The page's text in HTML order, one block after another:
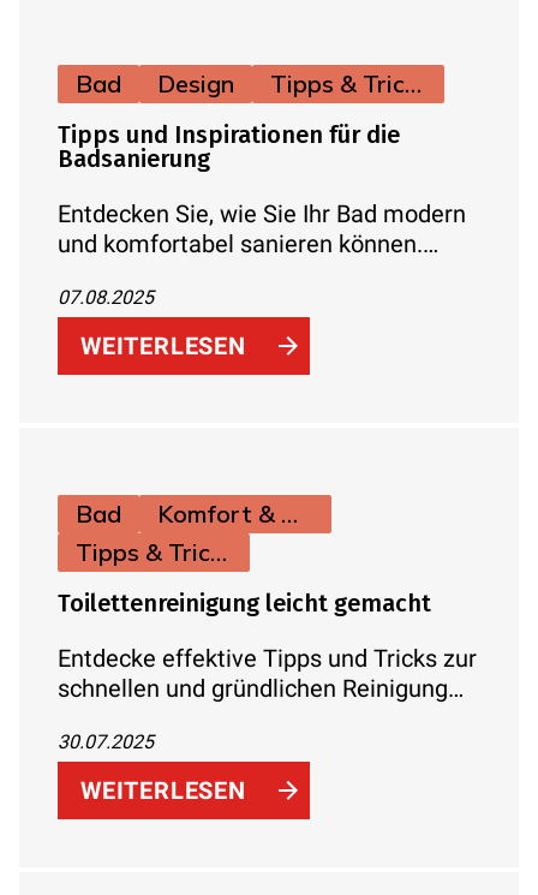
Bad Design Tipps & Tricks
Tipps und Inspirationen für die
Badsanierung
Entdecken Sie, wie Sie Ihr Bad modern
und komfortabel sanieren können.
Design, innovative Technik und kreative
Ideen für Ihre individuelle
Wohlfühloase.
07.08.2025
WEITERLESEN
Bad
Komfort & Hygiene
Tipps & Tricks
Toilettenreinigung leicht gemacht
Entdecke effektive Tipps und Tricks zur
schnellen und gründlichen Reinigung
Badezimmer sauber, hygienisch und
frisch – Tag für Tag!
30.07.2025
WEITERLESEN